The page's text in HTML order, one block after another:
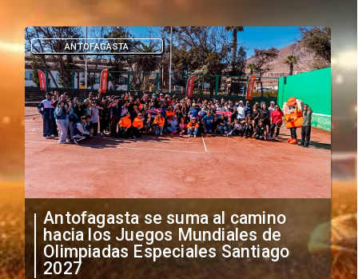
"Falta de profesionalismo": Sifup
anuncia medidas por situación
irregular de futbolistas
extranjeros
DEPORTES